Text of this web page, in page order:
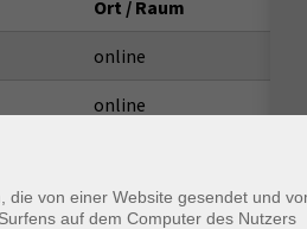
Ort / Raum
online
online
online
die von einer Website gesendet und
auf dem Computer des Nutzers